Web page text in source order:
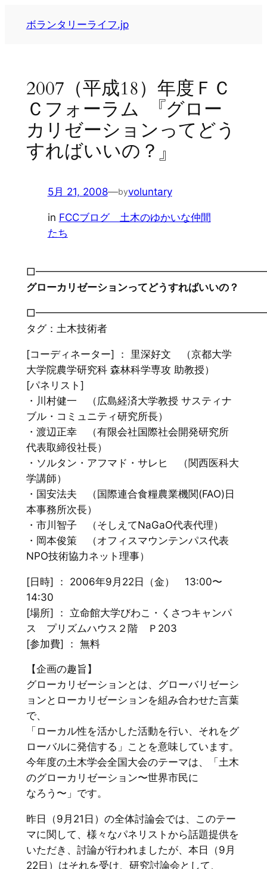
ボランタリーライフ.jp
2007（平成18）年度ＦＣ
Ｃフォーラム 『グロー
カリゼーションってどう
すればいいの？』
5月 21, 2008—byvoluntary
in FCCブログ 土木のゆかいな仲間
たち
グローカリゼーションってどうすればいいの？
タグ：土木技術者
[コーディネーター] ： 里深好文 （京都大学
大学院農学研究科 森林科学専攻 助教授）
[パネリスト]
・川村健一 （広島経済大学教授 サスティナ
ブル・コミュニティ研究所長）
・渡辺正幸 （有限会社国際社会開発研究所
代表取締役社長）
・ソルタン・アフマド・サレヒ （関西医科大
学講師）
・国安法夫 （国際連合食糧農業機関(FAO)日
本事務所次長）
・市川智子 （そしえてNaGaO代表代理）
・岡本俊策 （オフィスマウンテンパス代表
NPO技術協力ネット理事）
[日時] ： 2006年9月22日（金） 13:00〜
14:30
[場所] ： 立命館大学びわこ・くさつキャンパ
ス プリズムハウス２階 Ｐ203
[参加費] ： 無料
【企画の趣旨】
グローカリゼーションとは、グローバリゼーシ
ョンとローカリゼーションを組み合わせた言葉
で、
「ローカル性を活かした活動を行い、それをグ
ローバルに発信する」ことを意味しています。
今年度の土木学会全国大会のテーマは、「土木
のグローカリゼーション〜世界市民に
なろう〜」です。
昨日（9月21日）の全体討論会では、このテー
マに関して、様々なパネリストから話題提供を
いただき、討論が行われましたが、本日（9月
22日）はそれを受け、研究討論会として、